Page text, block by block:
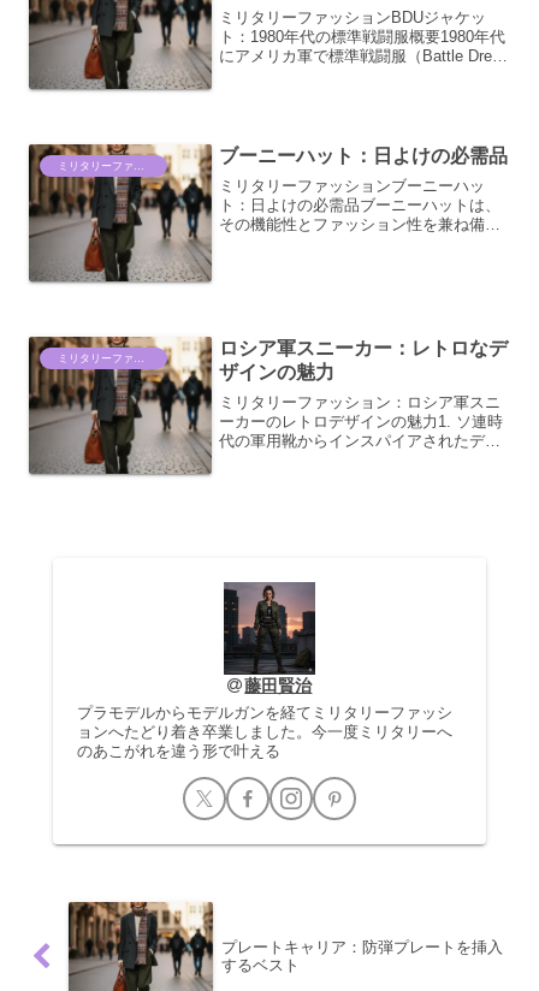
ミリタリーファッションBDUジャケッ
ト：1980年代の標準戦闘服概要1980年代
にアメリカ軍で標準戦闘服（Battle Dress
ミリタリーファッション情報 ブーニーハット：日よけの必需品
ミリタリーファッションブーニーハッ
ト：日よけの必需品ブーニーハットは、
その機能性とファッション性を兼ね備え
ミリタリーファッション情報
ロシア軍スニーカー：レトロなデ
ザインの魅力
ミリタリーファッション：ロシア軍スニ
ーカーのレトロデザインの魅力1. ソ連時
代の軍用靴からインスパイアされたデザ
藤田賢治
プラモデルからモデルガンを経てミリタリーファッシ
ョンへたどり着き卒業しました。今一度ミリタリーへ
のあこがれを違う形で叶える
プレートキャリア：防弾プレートを挿入
するベスト